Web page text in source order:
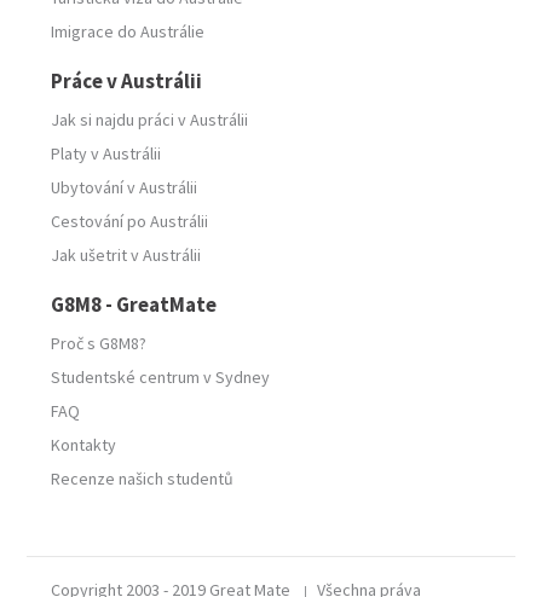
Imigrace do Austrálie
Práce v Austrálii
Jak si najdu práci v Austrálii
Platy v Austrálii
Ubytování v Austrálii
Cestování po Austrálii
Jak ušetrit v Austrálii
G8M8 - GreatMate
Proč s G8M8?
Studentské centrum v Sydney
FAQ
Kontakty
Recenze našich studentů
Copyright 2003 - 2019 Great Mate |
Všechna práva